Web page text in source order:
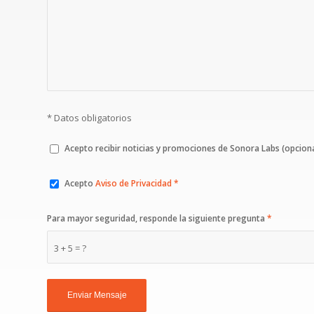
* Datos obligatorios
Acepto recibir noticias y promociones de Sonora Labs
Acepto Aviso de Privacidad *
3 + 5 = ?
Para mayor seguridad, responde la siguiente pregunta *